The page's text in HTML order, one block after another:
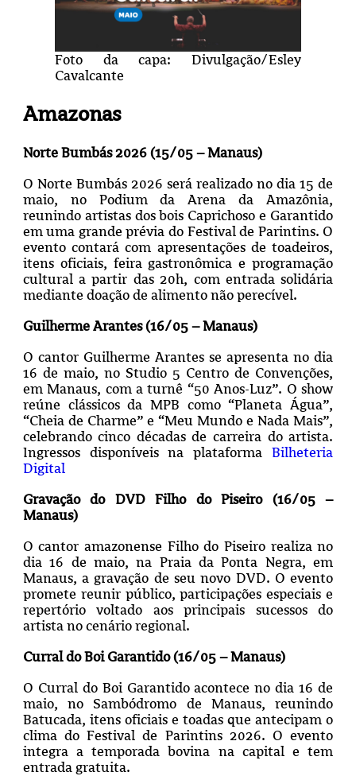
Foto da capa: Divulgação/Esley
Cavalcante
Amazonas
Norte Bumbás 2026 (15/05 – Manaus)
O Norte Bumbás 2026 será realizado no dia 15 de
maio, no Podium da Arena da Amazônia,
reunindo artistas dos bois Caprichoso e Garantido
em uma grande prévia do Festival de Parintins. O
evento contará com apresentações de toadeiros,
itens oficiais, feira gastronômica e programação
cultural a partir das 20h, com entrada solidária
mediante doação de alimento não perecível.
Guilherme Arantes (16/05 – Manaus)
O cantor Guilherme Arantes se apresenta no dia
16 de maio, no Studio 5 Centro de Convenções,
em Manaus, com a turnê “50 Anos-Luz”. O show
reúne clássicos da MPB como “Planeta Água”,
“Cheia de Charme” e “Meu Mundo e Nada Mais”,
celebrando cinco décadas de carreira do artista.
Ingressos disponíveis na plataformaBilheteria
Digital
Gravação do DVD Filho do Piseiro (16/05 –
Manaus)
O cantor amazonense Filho do Piseiro realiza no
dia 16 de maio, na Praia da Ponta Negra, em
Manaus, a gravação de seu novo DVD. O evento
promete reunir público, participações especiais e
repertório voltado aos principais sucessos do
artista no cenário regional.
Curral do Boi Garantido (16/05 – Manaus)
O Curral do Boi Garantido acontece no dia 16 de
maio, no Sambódromo de Manaus, reunindo
Batucada, itens oficiais e toadas que antecipam o
clima do Festival de Parintins 2026. O evento
integra a temporada bovina na capital e tem
entrada gratuita.